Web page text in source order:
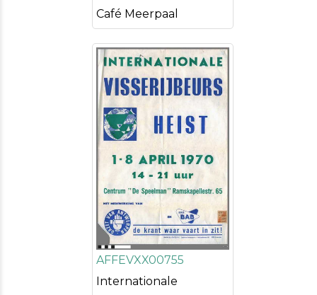
Café Meerpaal
AFFEVXX00755
Internationale